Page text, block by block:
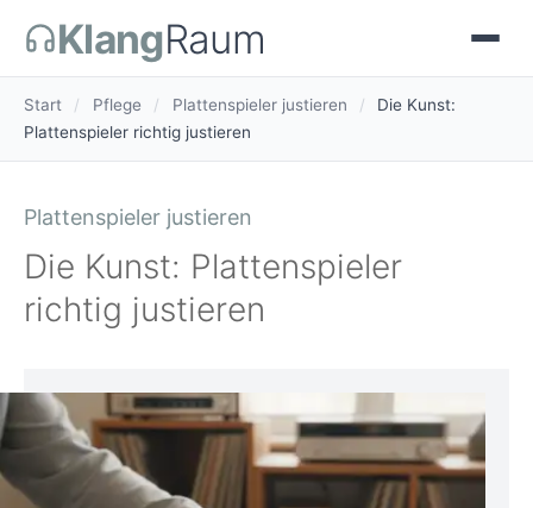
KlangRaum
Start / Pflege / Plattenspieler justieren /
Die Kunst:
Plattenspieler richtig justieren
Plattenspieler justieren
Die Kunst: Plattenspieler
richtig justieren